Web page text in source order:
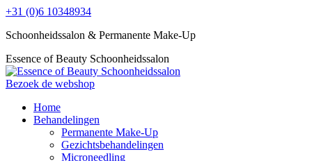
Skip
content
+31 (0)6 10348934
Schoonheidssalon & Permanente Make-Up
Facebook
page
opens
new
window
Instagram
page
opens
new
window
Essence of Beauty Schoonheidssalon
Bezoek de webshop
Home
Behandelingen
Permanente Make-Up
Gezichtsbehandelingen
Microneedling